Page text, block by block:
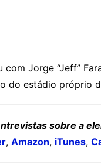
com Jorge “Jeff”
do estádio próprio
sobre a
, Amazon, iTunes,